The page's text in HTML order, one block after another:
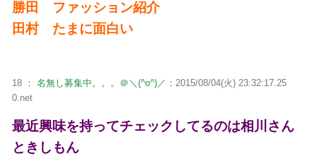
勝田 ファッション紹介
田村 たまに面白い
18 ： 名無し募集中。。。＠＼(^o^)／ ：2015/08/04(火) 23:32:17.25
0.net
最近興味を持ってチェックしてるのは相川さん
ときしもん